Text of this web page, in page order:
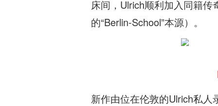
床间，Ulrich顺利加入同籍
的“Berlin-School”本源）。
新作由位在伦敦的Ulrich私